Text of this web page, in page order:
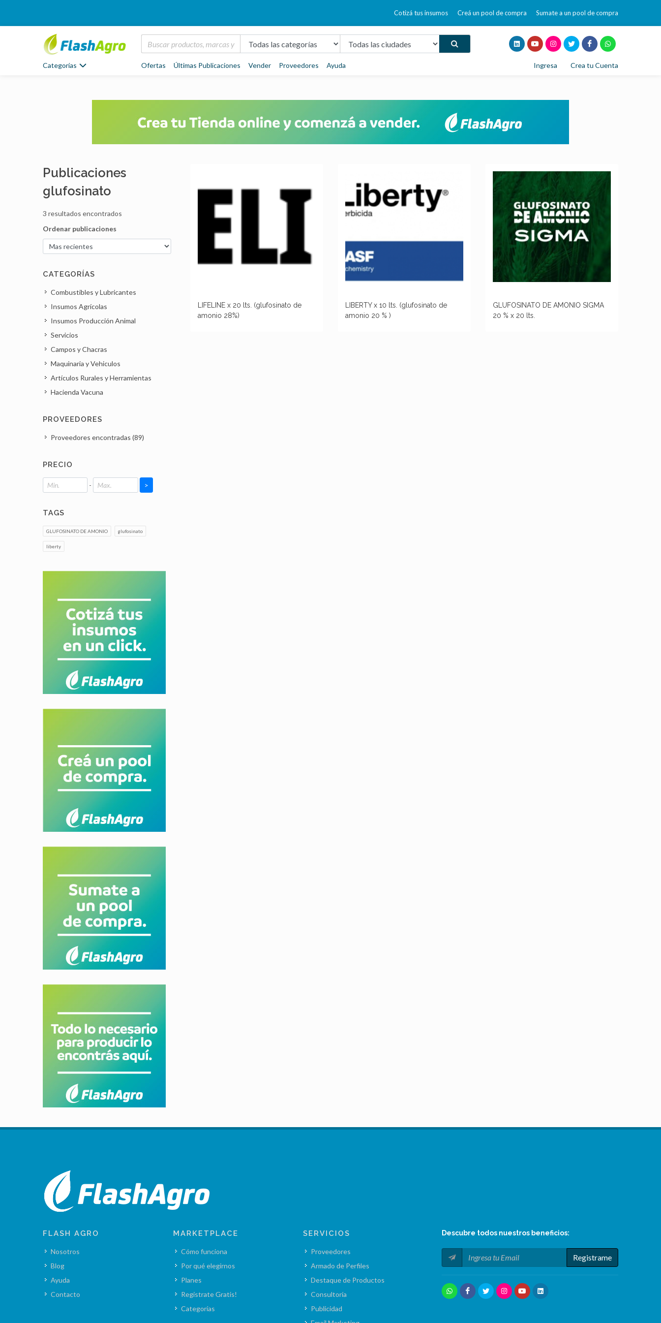
Cotizá tus insumos Creá un pool de compra Sumate a un pool de compra
Categorías Ofertas Últimas Publicaciones Vender Proveedores Ayuda Ingresa Crea tu Cuenta
LIFELINE x 20 lts. (glufosinato de
amonio 28%)
LIBERTY x 10 lts. (glufosinato de
amonio 20 % )
GLUFOSINATO DE AMONIO SIGMA
20 % x 20 lts.
Publicaciones
glufosinato
3 resultados encontrados
Ordenar publicaciones
CATEGORÍAS
Combustibles y Lubricantes
Insumos Agrícolas
Insumos Producción Animal
Servicios
Campos y Chacras
Maquinaria y Vehiculos
Artículos Rurales y Herramientas
Hacienda Vacuna
PROVEEDORES
Proveedores encontradas (89)
PRECIO
- >
TAGS
GLUFOSINATO DE AMONIO glufosinato
liberty
FLASH AGRO
Nosotros
Blog
Ayuda
Contacto
MARKETPLACE
Cómo funciona
Por qué elegirnos
Planes
Registrate Gratis!
Categorías
SERVICIOS
Proveedores
Armado de Perfiles
Destaque de Productos
Consultoría
Publicidad
Descubre todos nuestros beneficios:
Registrame